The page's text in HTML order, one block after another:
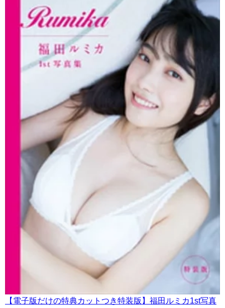
【電子版だけの特典カットつき特装版】福田ルミカ1st写真